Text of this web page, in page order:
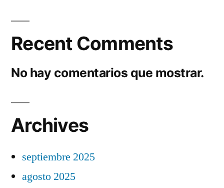
Recent Comments
No hay comentarios que mostrar.
Archives
septiembre 2025
agosto 2025